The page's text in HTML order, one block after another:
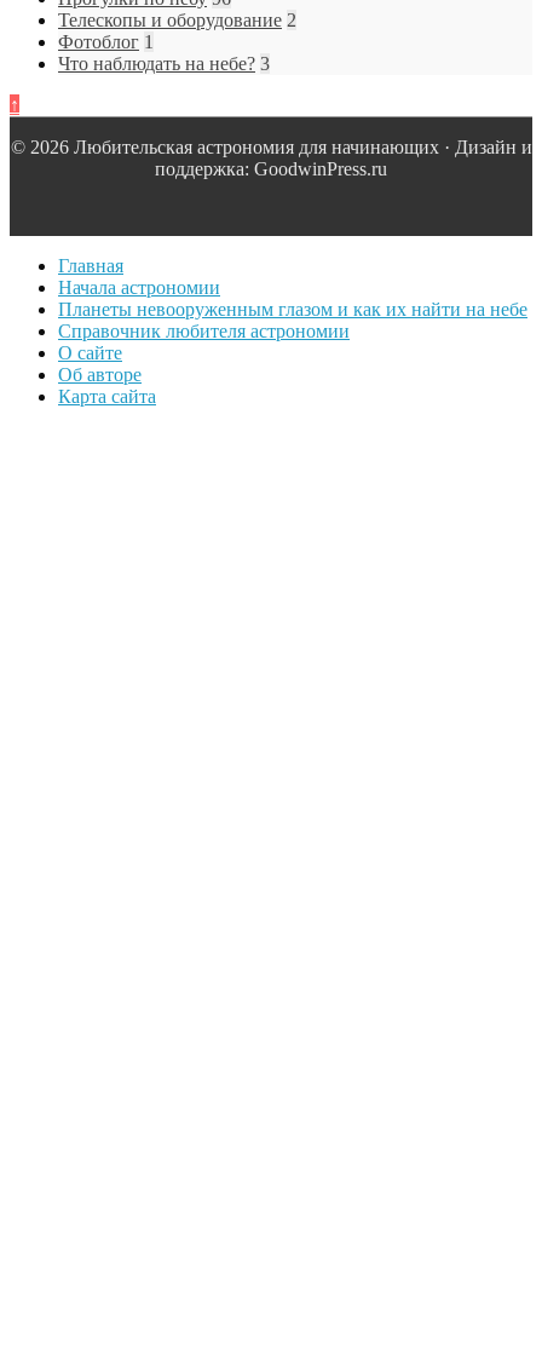
Телескопы и оборудование 2
Фотоблог 1
Что наблюдать на небе? 3
↑
© 2026 Любительская астрономия для начинающих · Дизайн и
поддержка: GoodwinPress.ru
Главная
Начала астрономии
Планеты невооруженным глазом и как их найти на небе
Справочник любителя астрономии
О сайте
Об авторе
Карта сайта